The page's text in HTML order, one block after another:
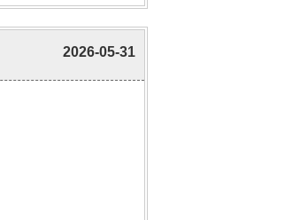
2026-05-31